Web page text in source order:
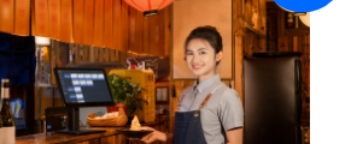
客户，了解最新优惠